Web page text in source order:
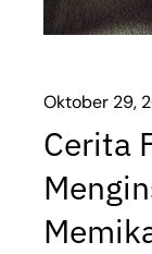
Oktober 29,
Cerita